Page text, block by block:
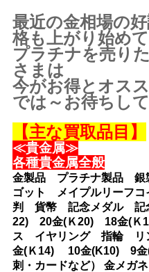
最近の金相場の
格も上がり始め
プラチナを売り
さまは
今がお得とオス
では～お待ちし
【主な買取品目】
≪貴金属≫
各種貴金属全般
金製品 プラチナ製品
ゴット メイプルリー
判 貨幣 記念メダル 記
22) 20金(Ｋ20) 18金(Ｋ
ス イヤリング 指輪
金(Ｋ14) 10金(K10) 9金
刺・カードなど） 金メ